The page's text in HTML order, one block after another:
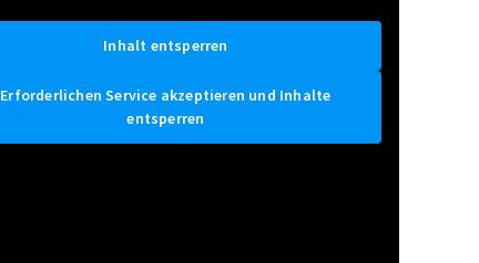
Inhalt entsperren
Erforderlichen Service akzeptieren und Inhalte
entsperren